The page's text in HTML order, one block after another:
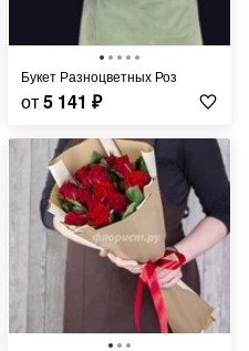
Букет Разноцветных Роз
от5 141 ₽